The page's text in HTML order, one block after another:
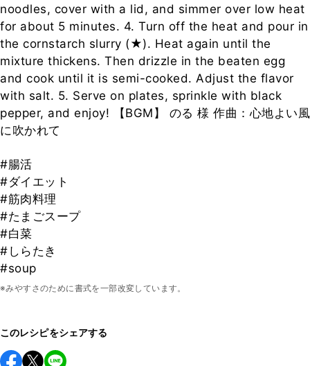
noodles, cover with a lid, and simmer over low heat
for about 5 minutes. 4. Turn off the heat and pour in
the cornstarch slurry (★). Heat again until the
mixture thickens. Then drizzle in the beaten egg
and cook until it is semi-cooked. Adjust the flavor
with salt. 5. Serve on plates, sprinkle with black
pepper, and enjoy! 【BGM】 のる 様 作曲：心地よい風
に吹かれて
#腸活
#ダイエット
#筋肉料理
#たまごスープ
#白菜
#しらたき
#soup
※みやすさのために書式を一部改変しています。
このレシピをシェアする